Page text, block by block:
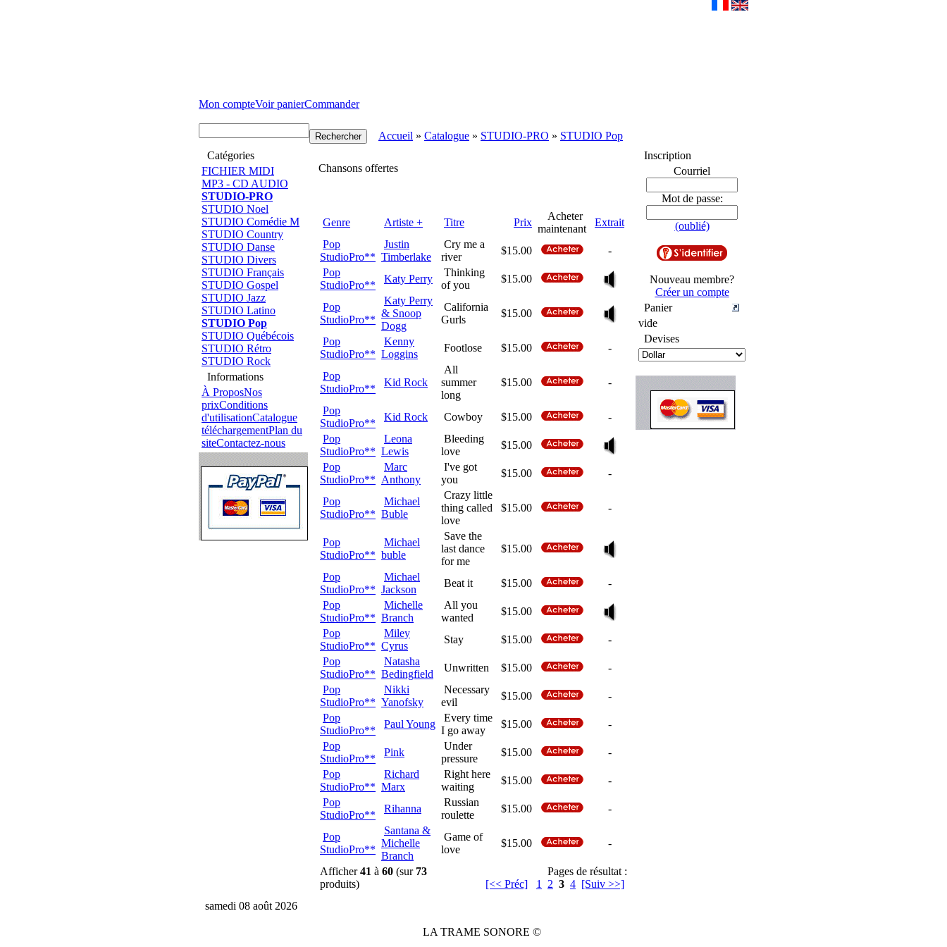
Mon compteVoir panierCommander
Accueil » Catalogue » STUDIO-PRO » STUDIO Pop
Catégories
FICHIER MIDI
MP3 - CD AUDIO
STUDIO-PRO
STUDIO Noel
STUDIO Comédie M
STUDIO Country
STUDIO Danse
STUDIO Divers
STUDIO Français
STUDIO Gospel
STUDIO Jazz
STUDIO Latino
STUDIO Pop
STUDIO Québécois
STUDIO Rétro
STUDIO Rock
Informations
À ProposNos
prixConditions
d'utilisationCatalogue
téléchargementPlan du
siteContactez-nous
Chansons offertes
Genre Artiste + Titre Prix
Acheter
maintenant
Extrait
Pop
StudioPro**
Justin
Timberlake
Cry me a
river
$15.00
-
Pop
StudioPro**
Katy Perry
Thinking
of you
$15.00
Pop
StudioPro**
Katy Perry
& Snoop
Dogg
California
Gurls
$15.00
Pop
StudioPro**
Kenny
Loggins
Footlose $15.00 -
Pop
StudioPro**
Kid Rock
All
summer
long
$15.00 -
Pop
StudioPro**
Kid Rock Cowboy $15.00
-
Pop
StudioPro**
Leona
Lewis
Bleeding
love
$15.00
Pop
StudioPro**
Marc
Anthony
I've got
you
$15.00 -
Pop
StudioPro**
Michael
Buble
Crazy little
thing called
love
$15.00 -
Pop
StudioPro**
Michael
buble
Save the
last dance
for me
$15.00
Pop
StudioPro**
Michael
Jackson
Beat it $15.00
-
Pop
StudioPro**
Michelle
Branch
All you
wanted
$15.00
Pop
StudioPro**
Miley
Cyrus
Stay $15.00
-
Pop
StudioPro**
Natasha
Bedingfield
Unwritten $15.00
-
Pop
StudioPro**
Nikki
Yanofsky
Necessary
evil
$15.00
-
Pop
StudioPro**
Paul Young
Every time
I go away
$15.00
-
Pop
StudioPro**
Pink
Under
pressure
$15.00
-
Pop
StudioPro**
Richard
Marx
Right here
waiting
$15.00
-
Pop
StudioPro**
Rihanna
Russian
roulette
$15.00 -
Pop
StudioPro**
Santana &
Michelle
Branch
Game of
love
$15.00 -
Afficher41 à 60 (sur 73
produits)
Pages de résultat :
[<< Préc]
1 2 3 4 [Suiv >>]
Inscription
Courriel
Mot de passe:
(oublié)
Nouveau membre?
Créer un compte
Panier
vide
Devises
samedi 08 août 2026
LA TRAME SONORE ©